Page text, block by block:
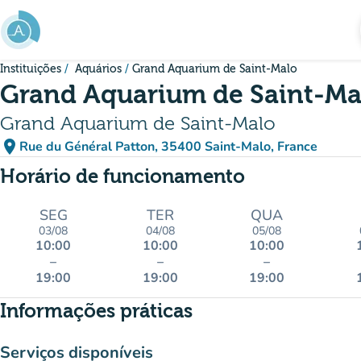
Ir para o conteúdo principal
Instituições Aquários Grand Aquarium de Saint-Malo
Grand Aquarium de Saint-
Grand Aquarium de Saint-Malo
place Rue du Général Patton, 35400 Saint-Malo, France
(abrir no Google Maps)
(novo separador)
Horário de funcionamento
SEG
03/08
10:00
–
19:00
TER
04/08
10:00
–
19:00
QUA
05/08
10:00
–
19:00
Informações práticas
Serviços disponíveis